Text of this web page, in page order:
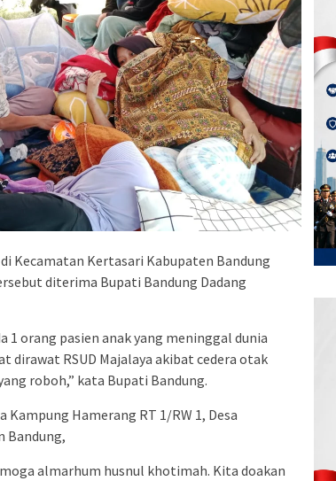
Kecamatan Kertasari Kabupaten Bandung
diterima Bupati Bandung Dadang
orang pasien anak yang meninggal dunia
dirawat RSUD Majalaya akibat cedera otak
roboh,” kata Bupati Bandung.
Kampung Hamerang RT 1/RW 1, Desa
Bandung,
almarhum husnul khotimah. Kita doakan